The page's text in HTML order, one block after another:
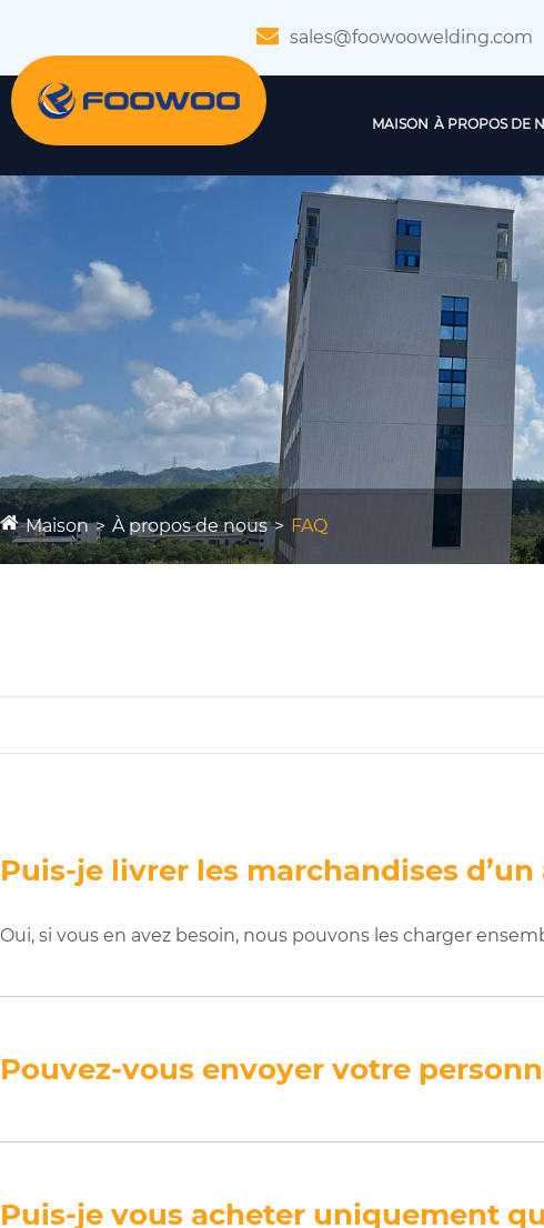
sales@foowoowelding.com
MAISON À PROPOS DE
Maison À propos de nous FAQ
Puis-je livrer les marchandises
Oui, si vous en avez besoin, nous pouvons les charger
Pouvez-vous envoyer votre
Puis-je vous acheter uniquement